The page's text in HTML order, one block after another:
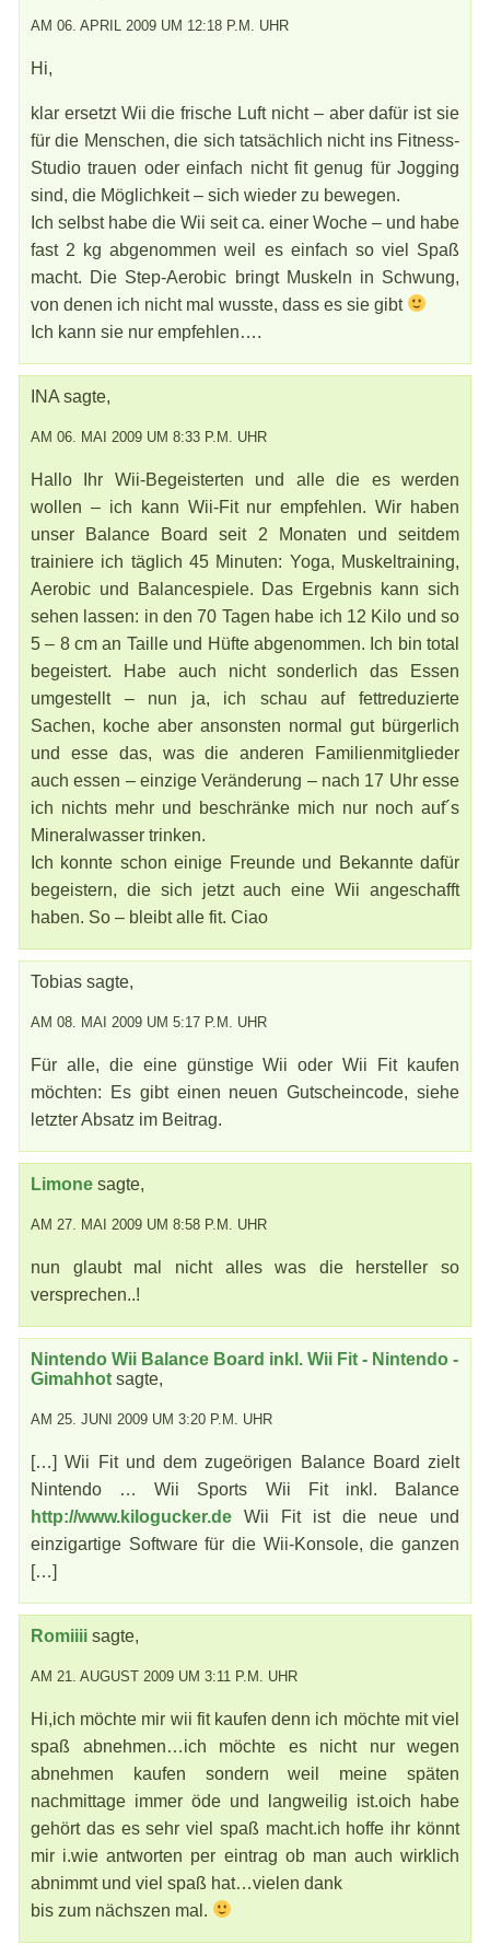
AM 06. APRIL 2009 UM 12:18 P.M. UHR
Hi,
klar ersetzt Wii die frische Luft nicht – aber dafür ist sie
für die Menschen, die sich tatsächlich nicht ins Fitness-
Studio trauen oder einfach nicht fit genug für Jogging
sind, die Möglichkeit – sich wieder zu bewegen.
Ich selbst habe die Wii seit ca. einer Woche – und habe
fast 2 kg abgenommen weil es einfach so viel Spaß
macht. Die Step-Aerobic bringt Muskeln in Schwung,
von denen ich nicht mal wusste, dass es sie gibt
Ich kann sie nur empfehlen….
INA sagte,
AM 06. MAI 2009 UM 8:33 P.M. UHR
Hallo Ihr Wii-Begeisterten und alle die es werden
wollen – ich kann Wii-Fit nur empfehlen. Wir haben
unser Balance Board seit 2 Monaten und seitdem
trainiere ich täglich 45 Minuten: Yoga, Muskeltraining,
Aerobic und Balancespiele. Das Ergebnis kann sich
sehen lassen: in den 70 Tagen habe ich 12 Kilo und so
5 – 8 cm an Taille und Hüfte abgenommen. Ich bin total
begeistert. Habe auch nicht sonderlich das Essen
umgestellt – nun ja, ich schau auf fettreduzierte
Sachen, koche aber ansonsten normal gut bürgerlich
und esse das, was die anderen Familienmitglieder
auch essen – einzige Veränderung – nach 17 Uhr esse
ich nichts mehr und beschränke mich nur noch auf´s
Mineralwasser trinken.
Ich konnte schon einige Freunde und Bekannte dafür
begeistern, die sich jetzt auch eine Wii angeschafft
haben. So – bleibt alle fit. Ciao
Tobias sagte,
AM 08. MAI 2009 UM 5:17 P.M. UHR
Für alle, die eine günstige Wii oder Wii Fit kaufen
möchten: Es gibt einen neuen Gutscheincode, siehe
letzter Absatz im Beitrag.
Limone sagte,
AM 27. MAI 2009 UM 8:58 P.M. UHR
nun glaubt mal nicht alles was die hersteller so
versprechen..!
Nintendo Wii Balance Board inkl. Wii Fit - Nintendo -
Gimahhot sagte,
AM 25. JUNI 2009 UM 3:20 P.M. UHR
[…] Wii Fit und dem zugeörigen Balance Board zielt
Nintendo … Wii Sports Wii Fit inkl. Balance
http://www.kilogucker.de Wii Fit ist die neue und
einzigartige Software für die Wii-Konsole, die ganzen
[…]
Romiiii sagte,
AM 21. AUGUST 2009 UM 3:11 P.M. UHR
Hi,ich möchte mir wii fit kaufen denn ich möchte mit viel
spaß abnehmen…ich möchte es nicht nur wegen
abnehmen kaufen sondern weil meine späten
nachmittage immer öde und langweilig ist.oich habe
gehört das es sehr viel spaß macht.ich hoffe ihr könnt
mir i.wie antworten per eintrag ob man auch wirklich
abnimmt und viel spaß hat…vielen dank
bis zum nächszen mal.